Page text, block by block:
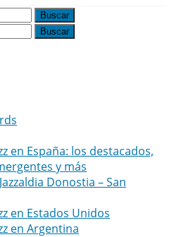
en España: los destacados,
y más
Donostia – San
en Estados Unidos
en Argentina